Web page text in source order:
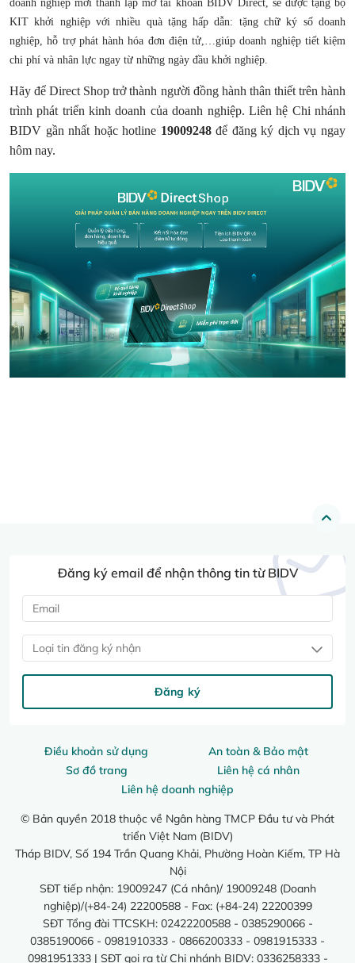
doanh nghiệp mới thành lập mở tài khoản BIDV Direct, sẽ được tặng bộ
KIT khởi nghiệp với nhiều quà tặng hấp dẫn: tặng chữ ký số doanh
nghiệp, hỗ trợ phát hành hóa đơn điện tử,…giúp doanh nghiệp tiết kiệm
chi phí và nhân lực ngay từ những ngày đầu khởi nghiệp.
Hãy để Direct Shop trở thành người đồng hành thân thiết trên hành
trình phát triển kinh doanh của doanh nghiệp. Liên hệ Chi nhánh
BIDV gần nhất hoặc hotline 19009248để đăng ký dịch vụ ngay
hôm nay.
Điều khoản sử dụng
An toàn & Bảo mật
Sơ đồ trang
Liên hệ cá nhân
Liên hệ doanh nghiệp
© Bản quyền 2018 thuộc về Ngân hàng TMCP Đầu tư và Phát
triển Việt Nam (BIDV)
Tháp BIDV, Số 194 Trần Quang Khải, Phường Hoàn Kiếm, TP Hà
Nội
SĐT tiếp nhận: 19009247 (Cá nhân)/ 19009248 (Doanh
nghiệp)/(+84-24) 22200588 - Fax: (+84-24) 22200399
SĐT Tổng đài TTCSKH: 02422200588 - 0385290066 -
0385190066 - 0981910333 - 0866200333 - 0981915333 -
0981951333 | SĐT gọi ra từ Chi nhánh BIDV: 0336258333 -
Đăng ký email để nhận thông tin từ BIDV
Loại tin đăng ký nhận
Đăng ký